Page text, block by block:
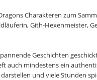
Charakteren zum
Gith-Hexenmeister,
Geschichten
auch mindestens ein
und viele Stunden